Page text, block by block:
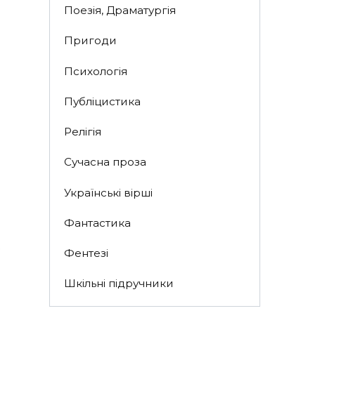
Поезія, Драматургія
Пригоди
Психологія
Публіцистика
Релігія
Сучасна проза
Українські вірші
Фантастика
Фентезі
Шкільні підручники